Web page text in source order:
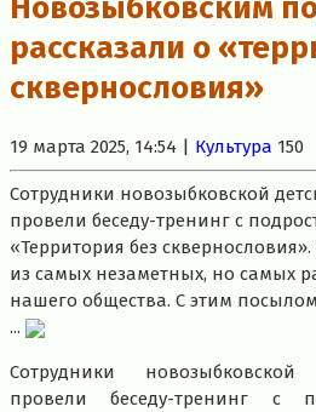
рассказали о
сквернословия»
19 марта 2025, 14:54 | Культура 150
Сотрудники новозыбковской
провели беседу-тренинг с
«Территория без
из самых незаметных, но самых
нашего общества. С этим
...
Сотрудники
провели беседу-тренинг с